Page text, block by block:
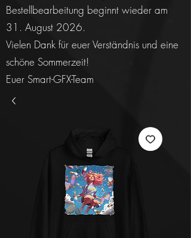
Bestellbearbeitung beginnt wieder am
31. August 2026.
Vielen Dank für euer Verständnis und eine
schöne Sommerzeit!
Euer Smart-GFX-Team